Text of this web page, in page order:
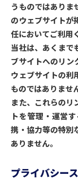
うものではありま
のウェブサイトが
任においてご利用
当社は、あくまで
ブサイトへのリン
ウェブサイトの利
ものではありませ
また、これらのリ
トを管理・運営
携・協力等の特別
ありません。
プライバシー